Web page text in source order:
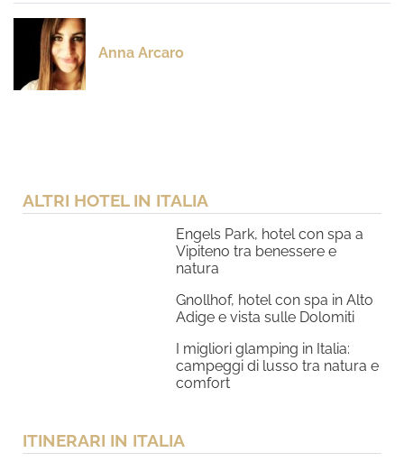
Anna Arcaro
ALTRI HOTEL IN ITALIA
Engels Park, hotel con spa a
Vipiteno tra benessere e
natura
Gnollhof, hotel con spa in Alto
Adige e vista sulle Dolomiti
I migliori glamping in Italia:
campeggi di lusso tra natura e
comfort
ITINERARI IN ITALIA